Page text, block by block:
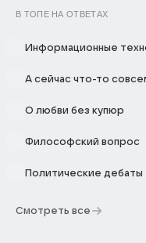
В ТОПЕ НА ОТВЕТАХ
Информационные
А сейчас что-то
О любви без купюр
Философский вопрос
Политические дебаты
Смотреть все